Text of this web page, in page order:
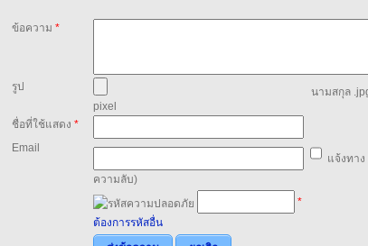
ข้อความ *
รูป
นามสกุล
pixel
ชื่อที่ใช้แสดง *
Email
แจ้งทาง
ความลับ)
*
ต้องการรหัสอื่น